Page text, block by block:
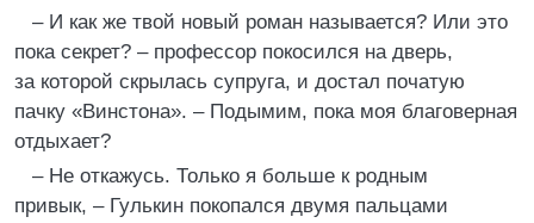
– И как же твой новый роман называется? Или это
пока секрет? – профессор покосился на дверь,
за которой скрылась супруга, и достал початую
пачку «Винстона». – Подымим, пока моя благоверная
отдыхает?
– Не откажусь. Только я больше к родным
привык, – Гулькин покопался двумя пальцами